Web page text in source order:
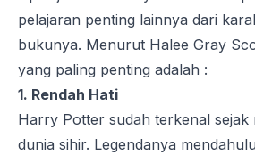
pelajaran penting lainnya dari
bukunya. Menurut Halee Gray
yang paling penting adalah :
1. Rendah Hati
Harry Potter sudah terkenal sejak
dunia sihir. Legendanya